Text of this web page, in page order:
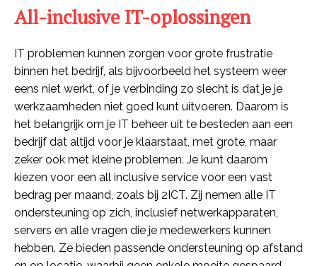
All-inclusive IT-oplossingen
IT problemen kunnen zorgen voor grote frustratie
binnen het bedrijf, als bijvoorbeeld het systeem weer
eens niet werkt, of je verbinding zo slecht is dat je je
werkzaamheden niet goed kunt uitvoeren. Daarom is
het belangrijk om je IT beheer uit te besteden aan een
bedrijf dat altijd voor je klaarstaat, met grote, maar
zeker ook met kleine problemen. Je kunt daarom
kiezen voor een all inclusive service voor een vast
bedrag per maand, zoals bij 2ICT. Zij nemen alle IT
ondersteuning op zich, inclusief netwerkapparaten,
servers en alle vragen die je medewerkers kunnen
hebben. Ze bieden passende ondersteuning op afstand